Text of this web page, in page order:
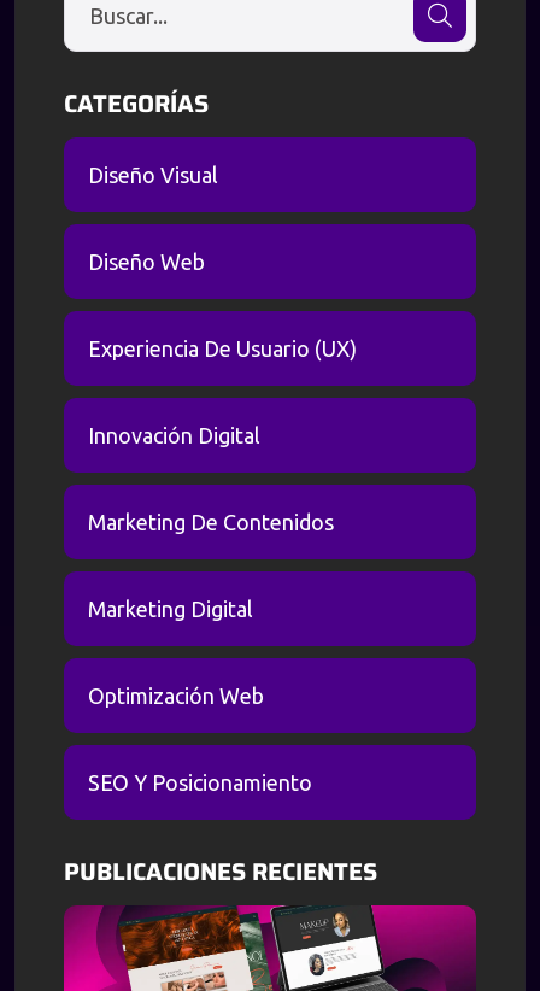
CATEGORÍAS
Diseño Visual
Diseño Web
Experiencia De Usuario (UX)
Innovación Digital
Marketing De Contenidos
Marketing Digital
Optimización Web
SEO Y Posicionamiento
PUBLICACIONES RECIENTES